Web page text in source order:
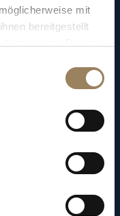
mit
bereitgestellt
in sein